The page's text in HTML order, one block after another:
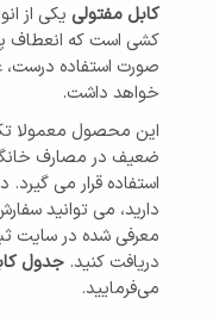
کابل مفتولی یکی از
کشی است که انعطاف
خواهد داشت.
این محصول معمولا
ضعیف در مصارف
استفاده قرار می
دارید، می توانید
معرفی شده در سایت
دریافت کنید. جدول
می‌فرمایید.